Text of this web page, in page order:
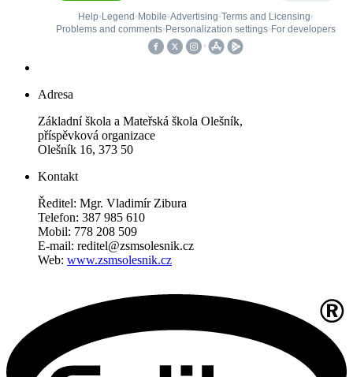
Adresa
Základní škola a Mateřská škola Olešník,
příspěvková organizace
Olešník 16, 373 50
Kontakt
Ředitel: Mgr. Vladimír Zibura
Telefon: 387 985 610
Mobil: 778 208 509
E-mail: reditel@zsmsolesnik.cz
Web: www.zsmsolesnik.cz